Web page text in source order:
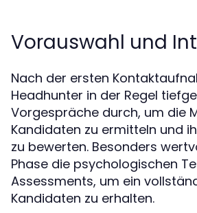
Vorauswahl und
Nach der ersten
Headhunter in der Regel
Vorgespräche durch, um die
Kandidaten zu ermitteln und
zu bewerten. Besonders
Phase die psychologischen
Assessments, um ein
Kandidaten zu erhalten.